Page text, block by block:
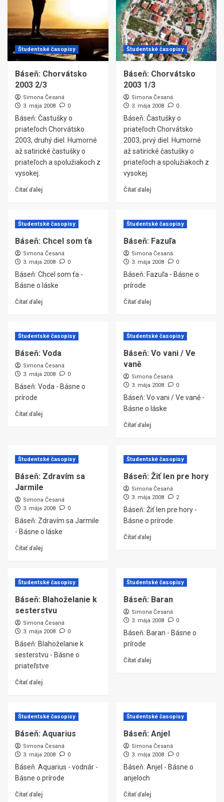
Študentské časopisy
Báseň: Chorvátsko
2003 2/3
Simona Česaná
3. mája 2008
0
Báseň: Častušky o
priateľoch Chorvátsko
2003, druhý diel. Humorné
až satirické častušky o
priateľoch a spolužiakoch z
vysokej.
Čítať ďalej
Študentské časopisy
Báseň: Chorvátsko
2003 1/3
Simona Česaná
3. mája 2008
0
Báseň: Častušky o
priateľoch Chorvátsko
2003, prvý diel. Humorné
až satirické častušky o
priateľoch a spolužiakoch z
vysokej.
Čítať ďalej
Študentské časopisy
Báseň: Chcel som ťa
Simona Česaná
3. mája 2008
0
Báseň: Chcel som ťa -
Básne o láske
Čítať ďalej
Študentské časopisy
Báseň: Fazuľa
Simona Česaná
3. mája 2008
0
Báseň: Fazuľa - Básne o
prírode
Čítať ďalej
Študentské časopisy
Báseň: Voda
Simona Česaná
3. mája 2008
0
Báseň: Voda - Básne o
prírode
Čítať ďalej
Študentské časopisy
Báseň: Vo vani / Ve
vaně
Simona Česaná
3. mája 2008
0
Báseň: Vo vani / Ve vaně -
Básne o láske
Čítať ďalej
Študentské časopisy
Báseň: Zdravím sa
Jarmile
Simona Česaná
3. mája 2008
0
Báseň: Zdravím sa Jarmile
- Básne o láske
Čítať ďalej
Študentské časopisy
Báseň: Žiť len pre hory
Simona Česaná
3. mája 2008
2
Báseň: Žiť len pre hory -
Básne o prírode
Čítať ďalej
Študentské časopisy
Báseň: Blahoželanie k
sesterstvu
Simona Česaná
3. mája 2008
0
Báseň: Blahoželanie k
sesterstvu - Básne o
priateľstve
Čítať ďalej
Študentské časopisy
Báseň: Baran
Simona Česaná
3. mája 2008
0
Báseň: Baran - Básne o
prírode
Čítať ďalej
Študentské časopisy
Báseň: Aquarius
Simona Česaná
3. mája 2008
0
Báseň: Aquarius - vodnár -
Básne o prírode
Čítať ďalej
Študentské časopisy
Báseň: Anjel
Simona Česaná
3. mája 2008
0
Báseň: Anjel - Básne o
anjeloch
Čítať ďalej